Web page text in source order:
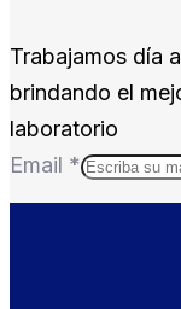
Trabajamos día
brindando el
laboratorio
Email *